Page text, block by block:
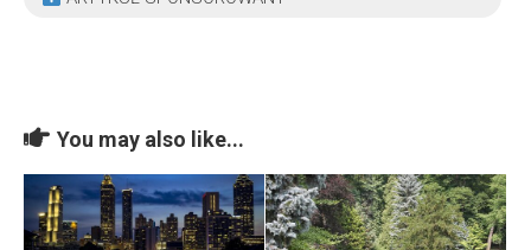
You may also like...